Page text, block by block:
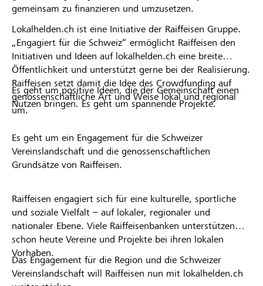
gemeinsam zu finanzieren und umzusetzen.
Lokalhelden.ch ist eine Initiative der Raiffeisen Gruppe.
„Engagiert für die Schweiz“ ermöglicht Raiffeisen den
Initiativen und Ideen auf lokalhelden.ch eine breite
Öffentlichkeit und unterstützt gerne bei der Realisierung.
Raiffeisen setzt damit die Idee des Crowdfunding auf
genossenschaftliche Art und Weise lokal und regional
um.
Es geht um positive Ideen, die der Gemeinschaft einen
Nutzen bringen. Es geht um spannende Projekte.
Es geht um ein Engagement für die Schweizer
Vereinslandschaft und die genossenschaftlichen
Grundsätze von Raiffeisen.
Raiffeisen engagiert sich für eine kulturelle, sportliche
und soziale Vielfalt – auf lokaler, regionaler und
nationaler Ebene. Viele Raiffeisenbanken unterstützen
schon heute Vereine und Projekte bei ihren lokalen
Vorhaben.
Das Engagement für die Region und die Schweizer
Vereinslandschaft will Raiffeisen nun mit lokalhelden.ch